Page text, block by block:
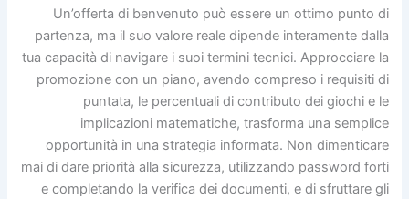
Un’offerta di benvenuto può essere un ottimo punto di
partenza, ma il suo valore reale dipende interamente dalla
tua capacità di navigare i suoi termini tecnici. Approcciare la
promozione con un piano, avendo compreso i requisiti di
puntata, le percentuali di contributo dei giochi e le
implicazioni matematiche, trasforma una semplice
opportunità in una strategia informata. Non dimenticare
mai di dare priorità alla sicurezza, utilizzando password forti
e completando la verifica dei documenti, e di sfruttare gli